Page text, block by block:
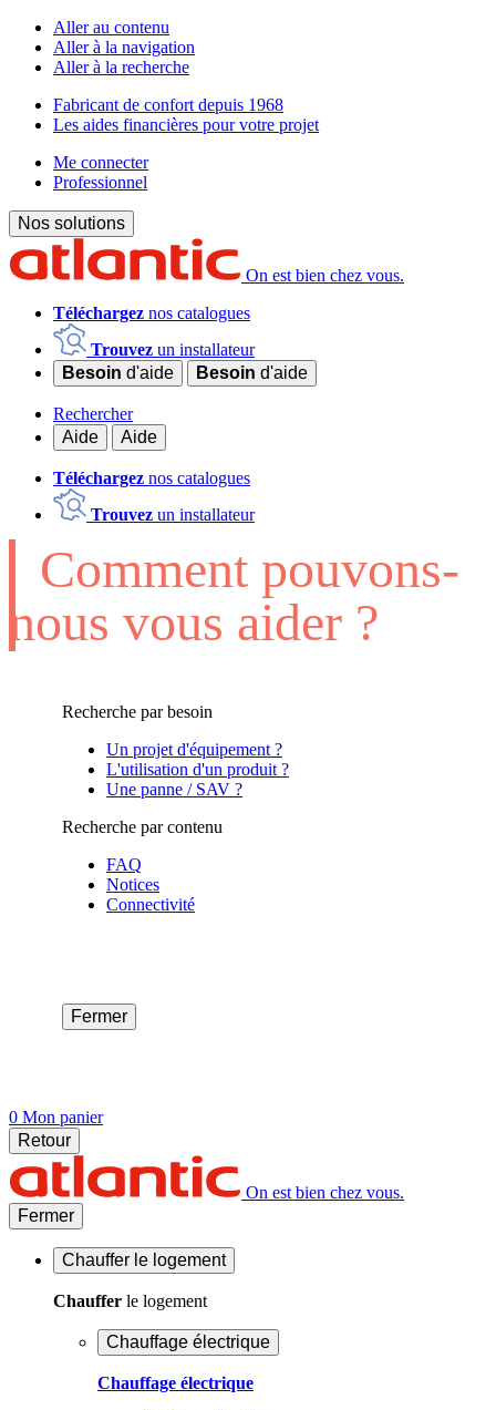
Aller au contenu
Aller à la navigation
Aller à la recherche
Fabricant de confort depuis 1968
Les aides financières pour votre projet
Me connecter
Professionnel
Nos solutions
On est bien chez vous.
Téléchargez nos catalogues
Trouvez un installateur
Besoin d'aide Besoin d'aide
Rechercher
Aide
Aide
Téléchargez nos catalogues
Trouvez un installateur
Comment pouvons-
nous vous aider ?
Recherche par besoin
Un projet d'équipement ?
L'utilisation d'un produit ?
Une panne / SAV ?
Recherche par contenu
FAQ
Notices
Connectivité
Fermer
0 Mon panier
Retour
On est bien chez vous.
Fermer
Chauffer le logement
Chauffer le logement
Chauffage électrique
Chauffage électrique